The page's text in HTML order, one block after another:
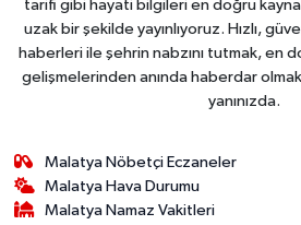
tarifi gibi hayati bilgileri en doğru
uzak bir şekilde yayınlıyoruz. Hızlı,
haberleri ile şehrin nabzını tutmak, en
gelişmelerinden anında haberdar
yanınızda.
Malatya Nöbetçi Eczaneler
Malatya Hava Durumu
Malatya Namaz Vakitleri